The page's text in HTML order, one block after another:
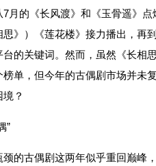
月的《长风渡》和《玉骨遥》点
思》）《莲花楼》接力播出，再
的关键词。然而，虽然《长相
单，但今年的古偶剧市场并未
？
”
颈的古偶剧这两年似乎重回巅峰